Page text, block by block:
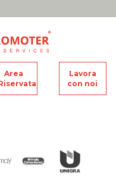
Area
Lavora
con noi